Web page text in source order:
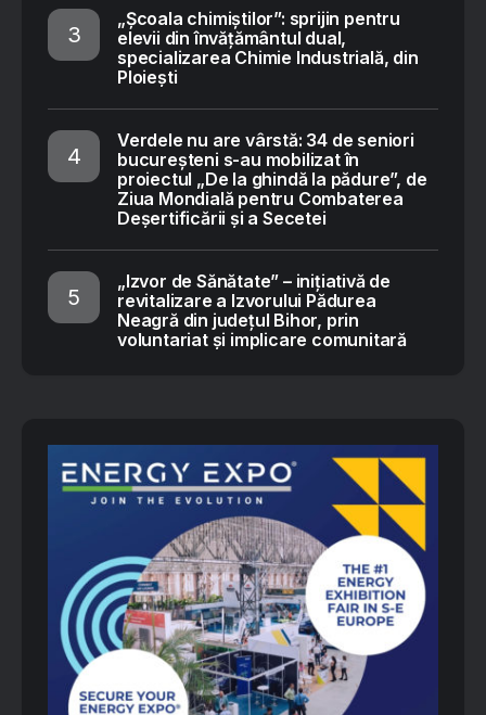
„Școala chimiștilor”: sprijin pentru
elevii din învățământul dual,
specializarea Chimie Industrială, din
Ploiești
Verdele nu are vârstă: 34 de seniori
bucureșteni s-au mobilizat în
proiectul „De la ghindă la pădure”, de
Ziua Mondială pentru Combaterea
Deșertificării și a Secetei
„Izvor de Sănătate” – inițiativă de
revitalizare a Izvorului Pădurea
Neagră din județul Bihor, prin
voluntariat și implicare comunitară